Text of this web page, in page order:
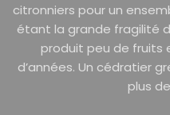
citronniers pour un
étant la grande fragilité
produit peu de fruits
d’années. Un cédratier
plus